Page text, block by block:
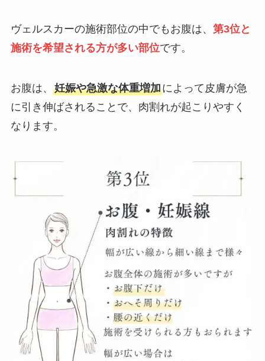
ヴェルスカーの施術部位の中でもお腹は、 第3位と
施術を希望される方が多い部位です。
お腹は、 妊娠や急激な体重増加によって皮膚が急
に引き伸ばされることで、肉割れが起こりやすく
なります。